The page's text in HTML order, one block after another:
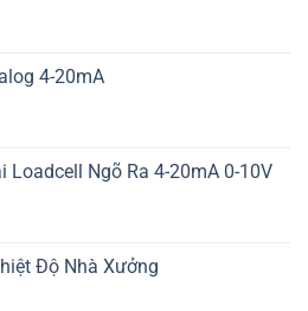
4-20mA
Loadcell Ngõ Ra 4-20mA 0-10V
Độ Nhà Xưởng